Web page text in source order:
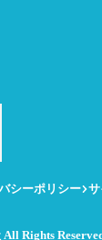
シーポリシー
Rights